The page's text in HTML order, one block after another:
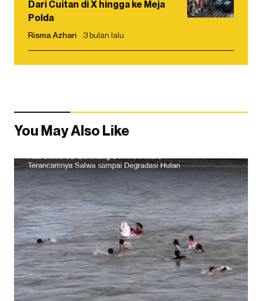
Dari Cuitan di X hingga ke Meja
Polda
Risma Azhari 3 bulan lalu
You May Also Like